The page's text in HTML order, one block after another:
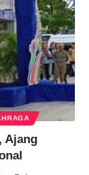
Ajang